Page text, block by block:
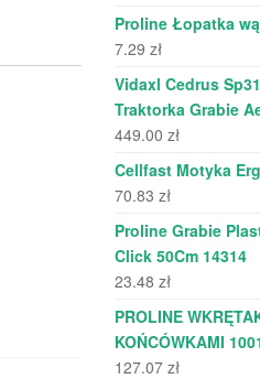
Proline Łopatka
7.29 zł
Vidaxl Cedrus
Traktorka Grabie
449.00 zł
Cellfast Motyka
70.83 zł
Proline Grabie
Click 50Cm 14314
23.48 zł
PROLINE
KOŃCÓWKAMI
127.07 zł